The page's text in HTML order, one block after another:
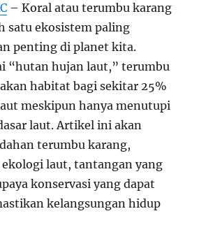
– Koral atau terumbu karang
satu ekosistem paling
penting di planet kita.
“hutan hujan laut,” terumbu
habitat bagi sekitar 25%
meskipun hanya menutupi
laut. Artikel ini akan
terumbu karang,
ekologi laut, tantangan yang
konservasi yang dapat
kelangsungan hidup